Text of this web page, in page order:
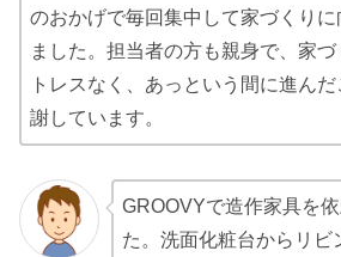
のおかげで毎回集中して家づくりに
ました。担当者の方も親身で、家づ
トレスなく、あっという間に進ん
謝しています。
GROOVYで造作家具を
た。洗面化粧台からリビ